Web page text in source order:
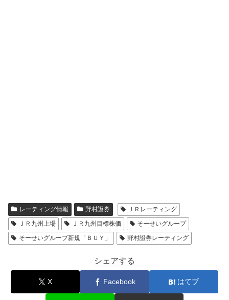
レーティング情報 野村證券
ＪＲレーティング
ＪＲ九州上場
ＪＲ九州目標株価
そーせいグループ
そーせいグループ新規「ＢＵＹ」
野村證券レーティング
シェアする
X Facebook はてブ